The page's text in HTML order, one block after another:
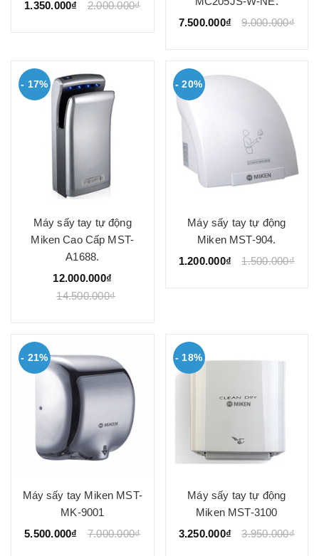
1.350.000₫ 2.000.000₫
7.500.000₫
9.000.000₫
- 17%
Máy sấy tay tự động
Miken Cao Cấp MST-
A1688.
12.000.000₫
14.500.000₫
- 20%
Máy sấy tay tự động
Miken MST-904.
1.200.000₫
1.500.000₫
- 21%
Máy sấy tay Miken MST-
MK-9001
5.500.000₫
7.000.000₫
- 18%
Máy sấy tay tự động
Miken MST-3100
3.250.000₫
3.950.000₫